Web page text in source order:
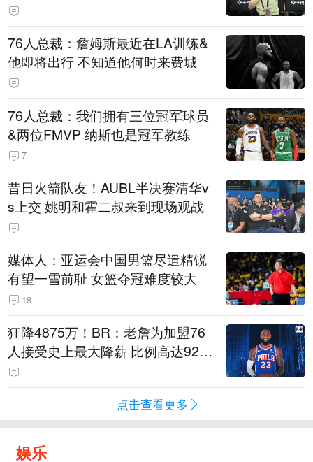
76人总裁：詹姆斯最近在LA训练&
他即将出行 不知道他何时来费城
76人总裁：我们拥有三位冠军球员
&两位FMVP 纳斯也是冠军教练
7
昔日火箭队友！AUBL半决赛清华v
s上交 姚明和霍二叔来到现场观战
媒体人：亚运会中国男篮尽遣精锐
有望一雪前耻 女篮夺冠难度较大
18
狂降4875万！BR：老詹为加盟76
人接受史上最大降薪 比例高达92.
6%
点击查看更多
娱乐